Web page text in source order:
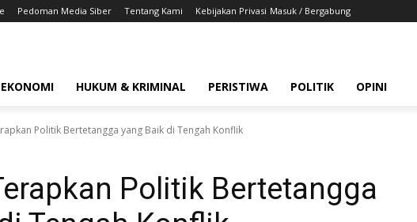
Pedoman Media Siber Tentang Kami Kebijakan Privasi Masuk / Bergabung
EKONOMI HUKUM & KRIMINAL PERISTIWA POLITIK OPINI
Politik Bertetangga yang Baik di Tengah Konflik
Politik Bertetangga